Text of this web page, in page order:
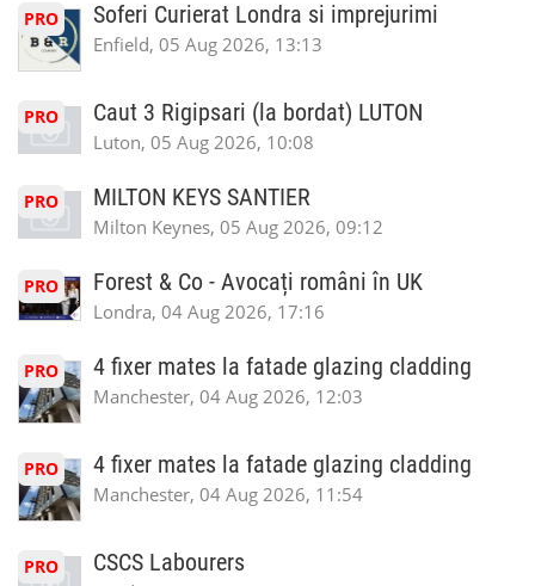
PRO Soferi Curierat Londra si imprejurimi
Enfield, 05 Aug 2026, 13:13
PRO Caut 3 Rigipsari (la bordat) LUTON
Luton, 05 Aug 2026, 10:08
PRO MILTON KEYS SANTIER
Milton Keynes, 05 Aug 2026, 09:12
PRO Forest & Co - Avocați români în UK
Londra, 04 Aug 2026, 17:16
PRO 4 fixer mates la fatade glazing cladding
Manchester, 04 Aug 2026, 12:03
PRO 4 fixer mates la fatade glazing cladding
Manchester, 04 Aug 2026, 11:54
PRO CSCS Labourers